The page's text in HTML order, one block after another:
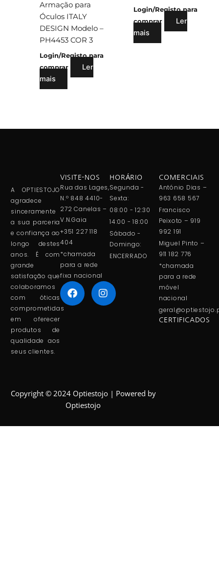
Armação para
Óculos ITALY
DESIGN Modelo –
PH4453 COR 3
Login/Registo para
comprar
Ler
mais
Login/Registo para
comprar
Ler
mais
A OPTIESTOJO
agradece
sinceramente
a sua parceria
e confiança ao
longo destes
anos. É com
grande
satisfação que
colaboramos
com óticas
comprometidas
em oferecer
produtos de
qualidade aos
seus clientes.
VISITE-NOS
Rua das Lages,
N.º 848 4410-
272 Canelas –
V.N.Gaia
+351 227 118
404
*chamada
para a rede
fixa nacional
HORÁRIO
Segunda -
Sexta:
08:00 - 12:30
14:00 - 18:00
Sábado -
Domingo:
ENCERRADO
COMERCIAIS
António Dias –
963 658 567
Francisco
Peixoto – 919
992 191
Miguel Pinto –
911 182 776
*chamada
para a rede
móvel
nacional
CERTIFICADOS
Copyright © 2024 Optiestojo | Powered by
Optiestojo